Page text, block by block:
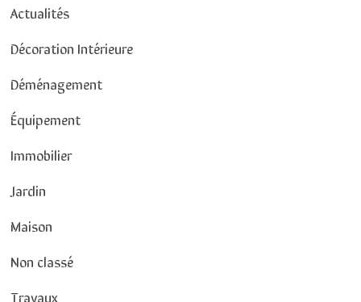
Actualités
Décoration Intérieure
Déménagement
Équipement
Immobilier
Jardin
Maison
Non classé
Travaux